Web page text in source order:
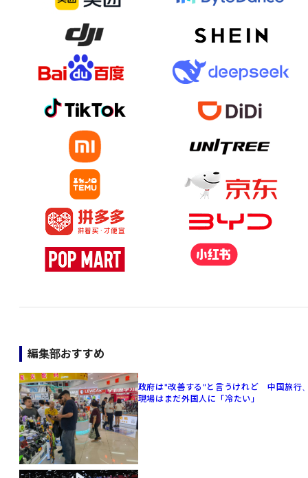
編集部おすすめ
政府は"改善する"と言うけれど 中国旅行
現場はまだ外国人に「冷たい」